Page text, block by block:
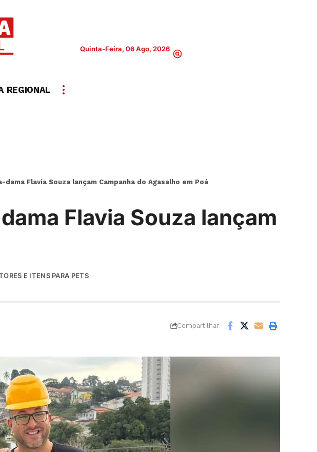
Quinta-Feira, 06 Ago, 2026
REGIONAL
Flavia Souza lançam Campanha do Agasalho em Poá
Flavia Souza lançam
E ITENS PARA PETS
Compartilhar